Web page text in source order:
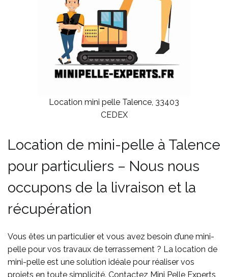
Location mini pelle Talence, 33403
CEDEX
Location de mini-pelle à Talence
pour particuliers – Nous nous
occupons de la livraison et la
récupération
Vous êtes un particulier et vous avez besoin d’une mini-
pelle pour vos travaux de terrassement ? La location de
mini-pelle est une solution idéale pour réaliser vos
projets en toute simplicité. Contactez Mini Pelle Experts